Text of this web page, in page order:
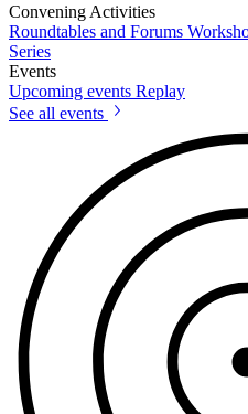
Convening Activities
Roundtables and Forums
Series
Events
Upcoming events Replay
See all events